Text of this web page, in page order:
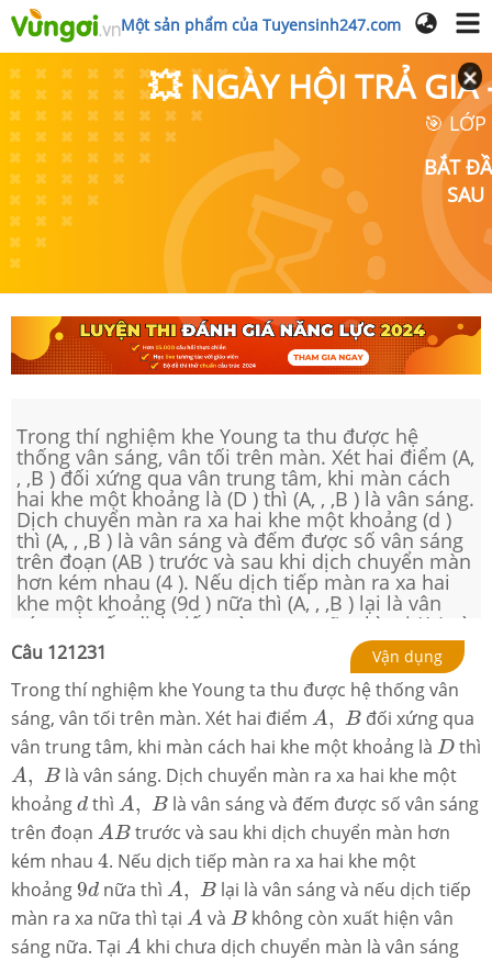
Một sản phẩm của Tuyensinh247.com
💥 NGÀY HỘI TRẢ GIÁ
🎯
BẮT
SAU
Trong thí nghiệm khe Young ta thu được hệ
thống vân sáng, vân tối trên màn. Xét hai điểm (A,
, ,B ) đối xứng qua vân trung tâm, khi màn cách
hai khe một khoảng là (D ) thì (A, , ,B ) là vân sáng.
Dịch chuyển màn ra xa hai khe một khoảng (d )
thì (A, , ,B ) là vân sáng và đếm được số vân sáng
trên đoạn (AB ) trước và sau khi dịch chuyển màn
hơn kém nhau (4 ). Nếu dịch tiếp màn ra xa hai
khe một khoảng (9d ) nữa thì (A, , ,B ) lại là vân
sáng và nếu dịch tiếp màn ra xa nữa thì tại (A ) và
(B ) không còn xuất hiện vân sáng nữa. Tại (A ) khi
chưa dịch chuyển màn là vân sáng thứ mấy?
Câu 121231 Vận dụng
Trong thí nghiệm khe Young ta thu được hệ thống vân
sáng, vân tối trên màn. Xét hai điểm A, B
AB
đối xứng qua
vân trung tâm, khi màn cách hai khe một khoảng là D
D thì
A, B
A
là vân sáng. Dịch chuyển màn ra xa hai khe một
khoảng d
dthìA, B
A B
là vân sáng và đếm được số vân sáng
trên đoạn AB
A B trước và sau khi dịch chuyển màn hơn
kém nhau 4
4. Nếu dịch tiếp màn ra xa hai khe một
khoảng9d
9d nữa thìA, B
A
lại là vân sáng và nếu dịch tiếp
màn ra xa nữa thì tại A
A và B
B không còn xuất hiện vân
sáng nữa. Tại A
A khi chưa dịch chuyển màn là vân sáng